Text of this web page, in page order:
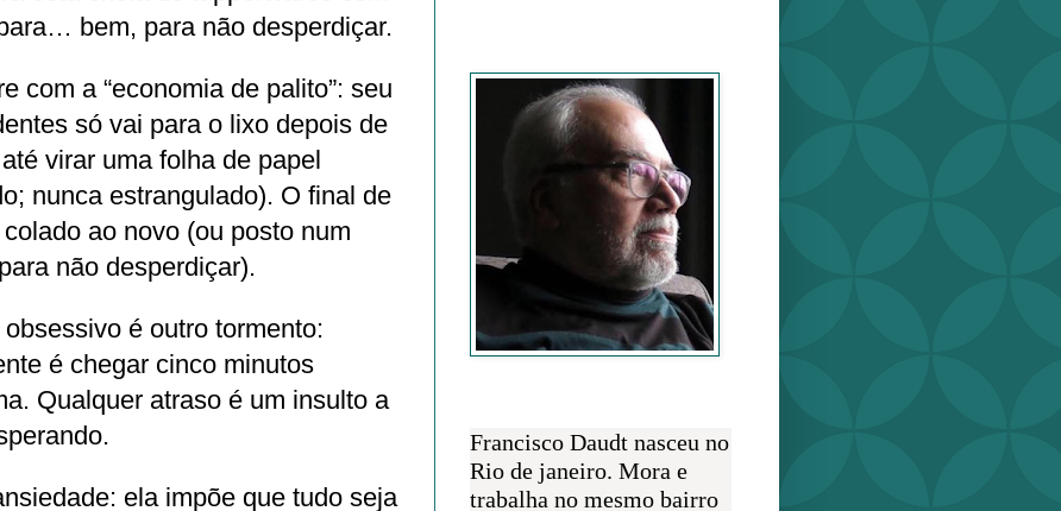
bem, para não desperdiçar.
com a “economia de palito”: seu
só vai para o lixo depois de
virar uma folha de papel
nunca estrangulado). O final de
ao novo (ou posto num
não desperdiçar).
é outro tormento:
é chegar cinco minutos
Qualquer atraso é um insulto a
ela impõe que tudo seja
Francisco Daudt nasceu no
Rio de janeiro. Mora e
trabalha no mesmo bairro